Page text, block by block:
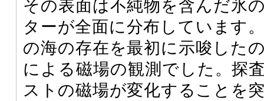
その表面は不純物を含んだ氷
ターが全面に分布しています
の海の存在を最初に示唆した
による磁場の観測でした。探
ストの磁場が変化することを